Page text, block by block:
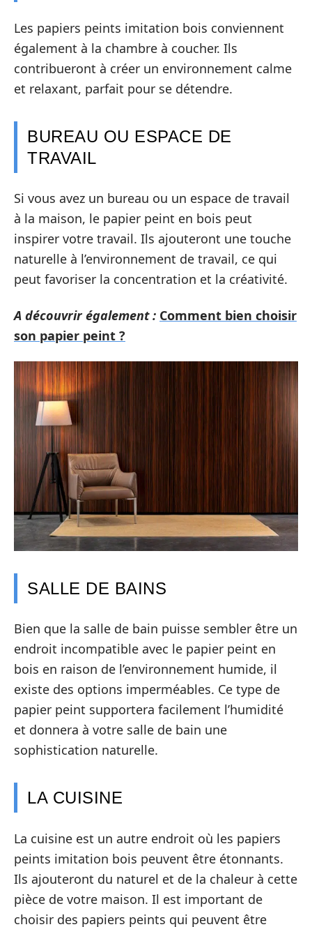
Les papiers peints imitation bois conviennent
également à la chambre à coucher. Ils
contribueront à créer un environnement calme
et relaxant, parfait pour se détendre.
BUREAU OU ESPACE DE
TRAVAIL
Si vous avez un bureau ou un espace de travail
à la maison, le papier peint en bois peut
inspirer votre travail. Ils ajouteront une touche
naturelle à l’environnement de travail, ce qui
peut favoriser la concentration et la créativité.
A découvrir également : Comment bien choisir
son papier peint ?
SALLE DE BAINS
Bien que la salle de bain puisse sembler être un
endroit incompatible avec le papier peint en
bois en raison de l’environnement humide, il
existe des options imperméables. Ce type de
papier peint supportera facilement l’humidité
et donnera à votre salle de bain une
sophistication naturelle.
LA CUISINE
La cuisine est un autre endroit où les papiers
peints imitation bois peuvent être étonnants.
Ils ajouteront du naturel et de la chaleur à cette
pièce de votre maison. Il est important de
choisir des papiers peints qui peuvent être